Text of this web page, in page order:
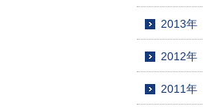
2013年
2012年
2011年